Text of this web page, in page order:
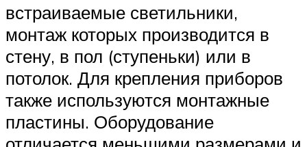
встраиваемые светильники,
монтаж которых производится в
стену, в пол (ступеньки) или в
потолок. Для крепления приборов
также используются монтажные
пластины. Оборудование